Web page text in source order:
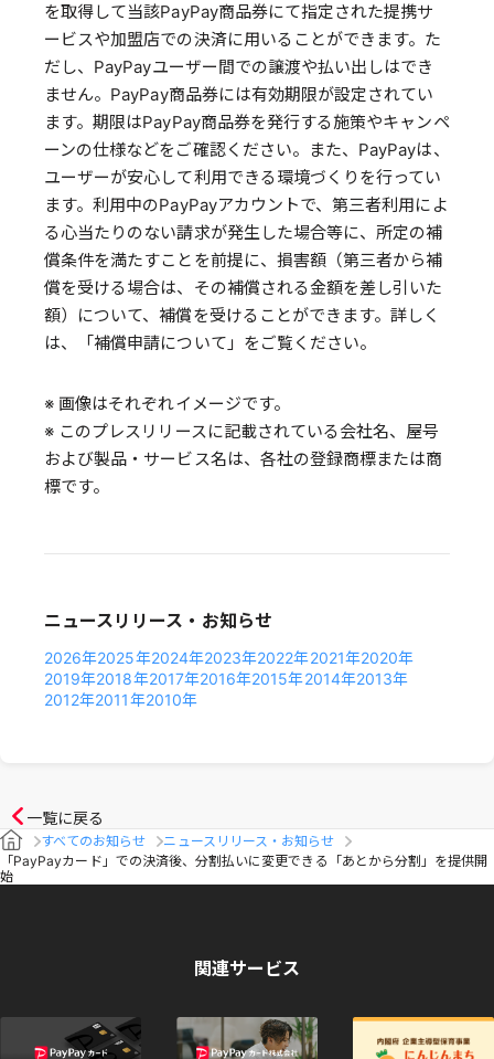
を取得して当該PayPay商品券にて指定された提携サ
ービスや加盟店での決済に用いることができます。た
だし、PayPayユーザー間での譲渡や払い出しはでき
ません。PayPay商品券には有効期限が設定されてい
ます。期限はPayPay商品券を発行する施策やキャンペ
ーンの仕様などをご確認ください。また、PayPayは、
ユーザーが安心して利用できる環境づくりを行ってい
ます。利用中のPayPayアカウントで、第三者利用によ
る心当たりのない請求が発生した場合等に、所定の補
償条件を満たすことを前提に、損害額（第三者から補
償を受ける場合は、その補償される金額を差し引いた
額）について、補償を受けることができます。詳しく
は、「補償申請について」をご覧ください。
※ 画像はそれぞれイメージです。
※ このプレスリリースに記載されている会社名、屋号
および製品・サービス名は、各社の登録商標または商
標です。
ニュースリリース・お知らせ
2026年2025年2024年2023年2022年2021年2020年
2019年2018年2017年2016年2015年2014年2013年
2012年2011年2010年
一覧に戻る
すべてのお知らせ
ニュースリリース・お知らせ
「PayPayカード」での決済後、分割払いに変更できる「あとから分割」を提供開
始
関連サービス